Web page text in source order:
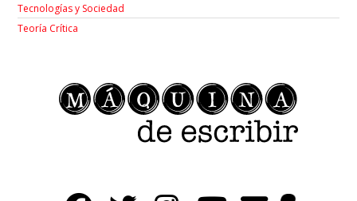
Tecnologías y Sociedad
Teoría Crítica